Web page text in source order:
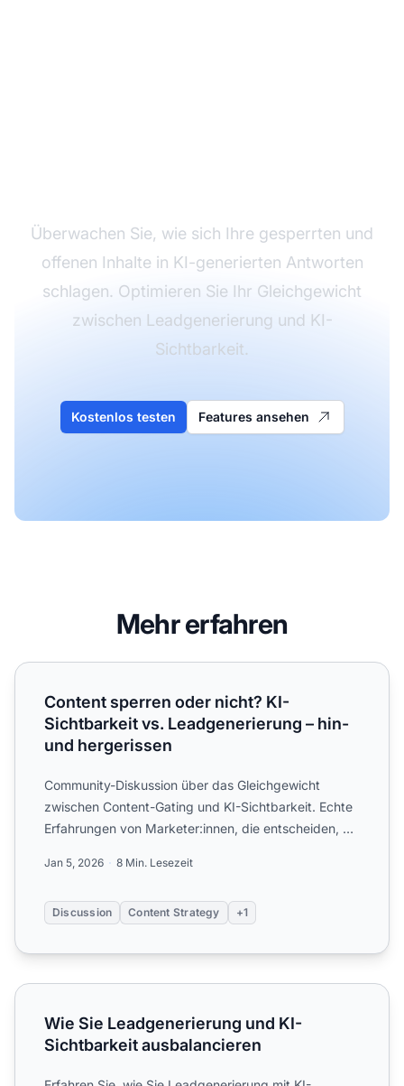
Überwachen Sie, wie sich Ihre gesperrten und
offenen Inhalte in KI-generierten Antworten
schlagen. Optimieren Sie Ihr Gleichgewicht
zwischen Leadgenerierung und KI-
Sichtbarkeit.
Kostenlos testen Features ansehen
Mehr erfahren
Content sperren oder nicht? KI-Sichtbarkeit vs.
Content sperren oder nicht? KI-
Sichtbarkeit vs. Leadgenerierung – hin-
und hergerissen
Community-Diskussion über das Gleichgewicht
zwischen Content-Gating und KI-Sichtbarkeit. Echte
Erfahrungen von Marketer:innen, die entscheiden, ob
Jan 5, 2026 8 Min. Lesezeit
Discussion Content Strategy +1
Wie Sie Leadgenerierung und KI-Sichtbarkeit
Wie Sie Leadgenerierung und KI-
Sichtbarkeit ausbalancieren